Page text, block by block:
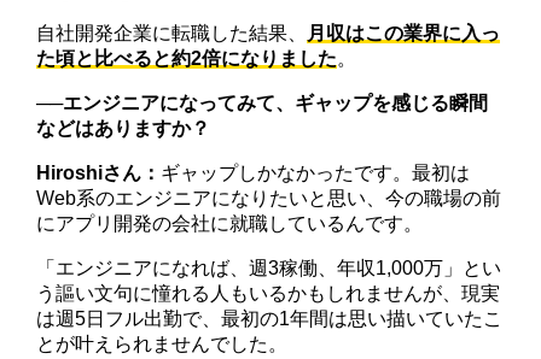
自社開発企業に転職した結果、
月収はこの業界に入っ
た頃と比べると約2倍になりました。
──エンジニアになってみて、ギャップを感じる瞬間
などはありますか？
Hiroshiさん： ギャップしかなかったです。最初は
Web系のエンジニアになりたいと思い、今の職場の前
にアプリ開発の会社に就職しているんです。
「エンジニアになれば、週3稼働、年収1,000万」とい
う謳い文句に憧れる人もいるかもしれませんが、現実
は週5日フル出勤で、最初の1年間は思い描いていたこ
とが叶えられませんでした。